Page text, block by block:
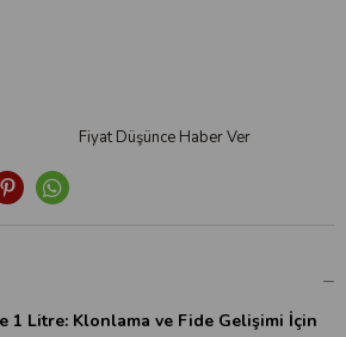
Fiyat Düşünce Haber Ver
1 Litre: Klonlama ve Fide Gelişimi İçin